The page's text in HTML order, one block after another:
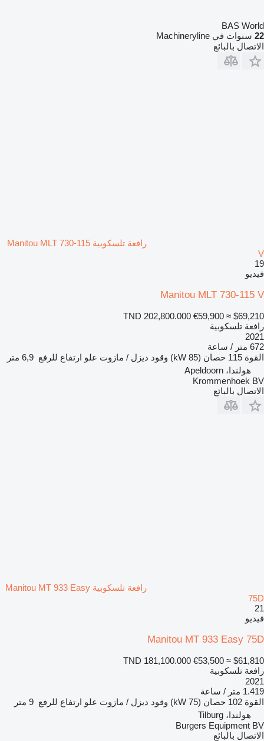
BAS World
22 سنوات في Machineryline
الاتصال بالبائع
رافعة تلسكوبية Manitou MLT 730-115
V
19
فيديو
Manitou MLT 730-115 V
TND 202,800.000 €59,900 ≈ $69,210
رافعة تلسكوبية
2021
672 متر / ساعة
القوة 115 حصان (85 kW) وقود ديزل / مازوت علو ارتفاع للرفع 6,9 متر
هولندا، Apeldoorn
Krommenhoek BV
الاتصال بالبائع
رافعة تلسكوبية Manitou MT 933 Easy
75D
21
فيديو
Manitou MT 933 Easy 75D
TND 181,100.000 €53,500 ≈ $61,810
رافعة تلسكوبية
2021
1.419 متر / ساعة
القوة 102 حصان (75 kW) وقود ديزل / مازوت علو ارتفاع للرفع 9 متر
هولندا، Tilburg
Burgers Equipment BV
الاتصال بالبائع